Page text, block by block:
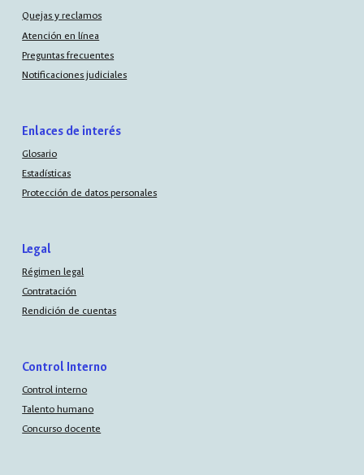
Quejas y reclamos
Atención en línea
Preguntas frecuentes
Notificaciones judiciales
Enlaces de interés
Glosario
Estadísticas
Protección de datos personales
Legal
Régimen legal
Contratación
Rendición de cuentas
Control Interno
Control interno
Talento humano
Concurso docente